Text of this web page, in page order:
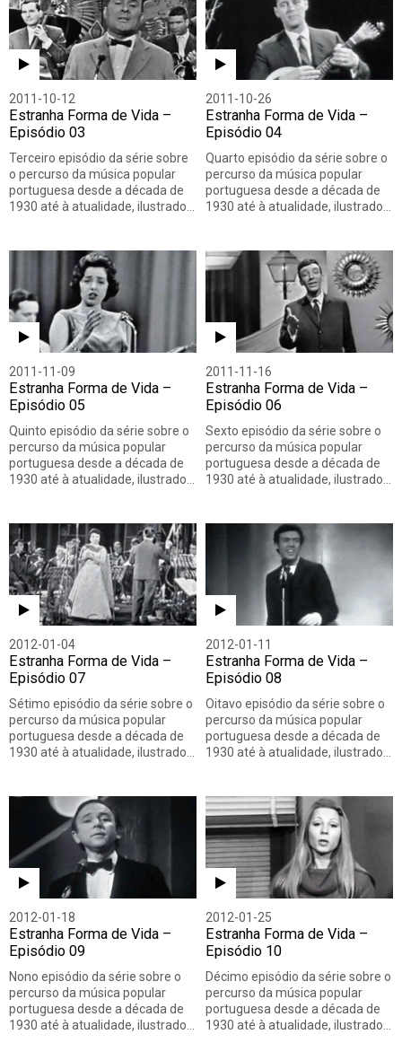
2011-10-12
Estranha Forma de Vida –
Episódio 03
Terceiro episódio da série sobre
o percurso da música popular
portuguesa desde a década de
1930 até à atualidade, ilustrado…
2011-10-26
Estranha Forma de Vida –
Episódio 04
Quarto episódio da série sobre o
percurso da música popular
portuguesa desde a década de
1930 até à atualidade, ilustrado…
2011-11-09
Estranha Forma de Vida –
Episódio 05
Quinto episódio da série sobre o
percurso da música popular
portuguesa desde a década de
1930 até à atualidade, ilustrado…
2011-11-16
Estranha Forma de Vida –
Episódio 06
Sexto episódio da série sobre o
percurso da música popular
portuguesa desde a década de
1930 até à atualidade, ilustrado…
2012-01-04
Estranha Forma de Vida –
Episódio 07
Sétimo episódio da série sobre o
percurso da música popular
portuguesa desde a década de
1930 até à atualidade, ilustrado…
2012-01-11
Estranha Forma de Vida –
Episódio 08
Oitavo episódio da série sobre o
percurso da música popular
portuguesa desde a década de
1930 até à atualidade, ilustrado…
2012-01-18
Estranha Forma de Vida –
Episódio 09
Nono episódio da série sobre o
percurso da música popular
portuguesa desde a década de
1930 até à atualidade, ilustrado…
2012-01-25
Estranha Forma de Vida –
Episódio 10
Décimo episódio da série sobre o
percurso da música popular
portuguesa desde a década de
1930 até à atualidade, ilustrado…